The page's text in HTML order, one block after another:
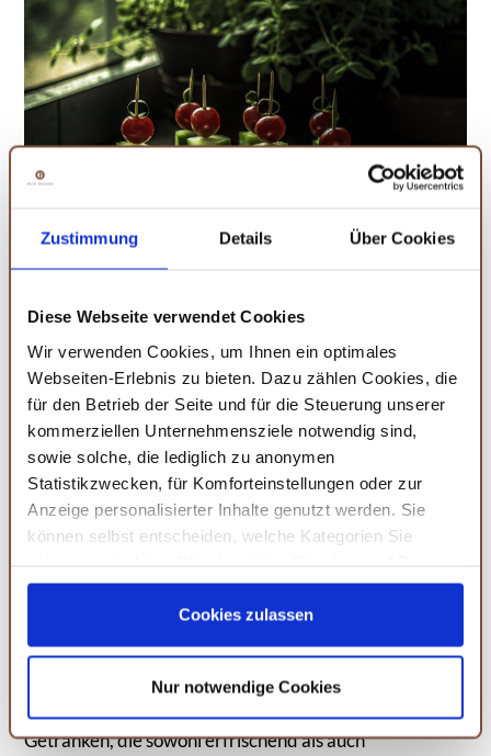
Zustimmung Details Über Cookies
Diese Webseite verwendet Cookies
Wir verwenden Cookies, um Ihnen ein optimales
Webseiten-Erlebnis zu bieten. Dazu zählen Cookies, die
für den Betrieb der Seite und für die Steuerung unserer
kommerziellen Unternehmensziele notwendig sind,
sowie solche, die lediglich zu anonymen
Statistikzwecken, für Komforteinstellungen oder zur
Anzeige personalisierter Inhalte genutzt werden. Sie
können selbst entscheiden, welche Kategorien Sie
Ihrer Einstellungen womöglich nicht mehr alle
Serviceleistungen auf der Seite zur Verfügung stehen.
Sie können Ihre Einwilligung selbstverständlich jederzeit
und diese abändern. Die Rechtmäßigkeit der aufgrund
der Einwilligung bis zum Widerruf erfolgten Verarbeitung
wird hiervon nicht berührt. Weitere Informationen finden
Cookies zulassen
Nur notwendige Cookies
Amazon
Fackelmann Fingerfood-Sticks
50er Set aus Bambus für Häppchen und Fingerfood,
50 stück
hochwertiger bambus
nachhaltige alternative
MEHR DETAILS
Getränkeauswahl: Erfrischungen für
jeden Geschmack
Getränken, die sowohl erfrischend als auch